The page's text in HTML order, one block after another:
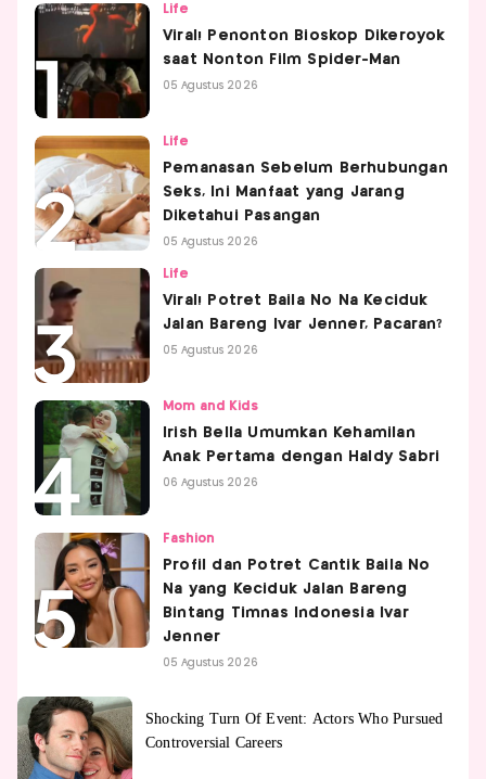
Life
Viral! Penonton Bioskop Dikeroyok
saat Nonton Film Spider-Man
05 Agustus 2026
Life
Pemanasan Sebelum Berhubungan
Seks, Ini Manfaat yang Jarang
Diketahui Pasangan
05 Agustus 2026
Life
Viral! Potret Baila No Na Keciduk
Jalan Bareng Ivar Jenner, Pacaran?
05 Agustus 2026
Mom and Kids
Irish Bella Umumkan Kehamilan
Anak Pertama dengan Haldy Sabri
06 Agustus 2026
Fashion
Profil dan Potret Cantik Baila No
Na yang Keciduk Jalan Bareng
Bintang Timnas Indonesia Ivar
Jenner
05 Agustus 2026